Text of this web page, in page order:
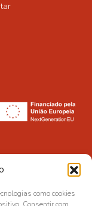
como cookies